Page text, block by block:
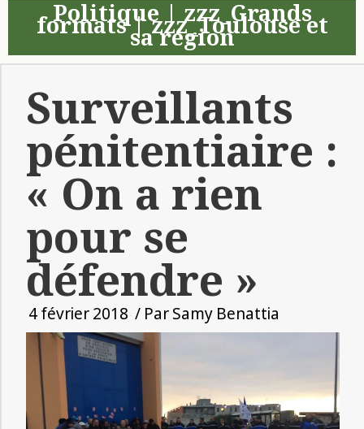
Politique|zzz_Grands
formats|zzz_Toulouse et
sa région
Surveillants
pénitentiaire :
« On a rien
pour se
défendre »
4 février 2018 / ParSamy Benattia